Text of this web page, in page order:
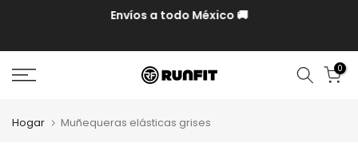
Envíos a todo México 🚚
0
Hogar Muñequeras elásticas grises